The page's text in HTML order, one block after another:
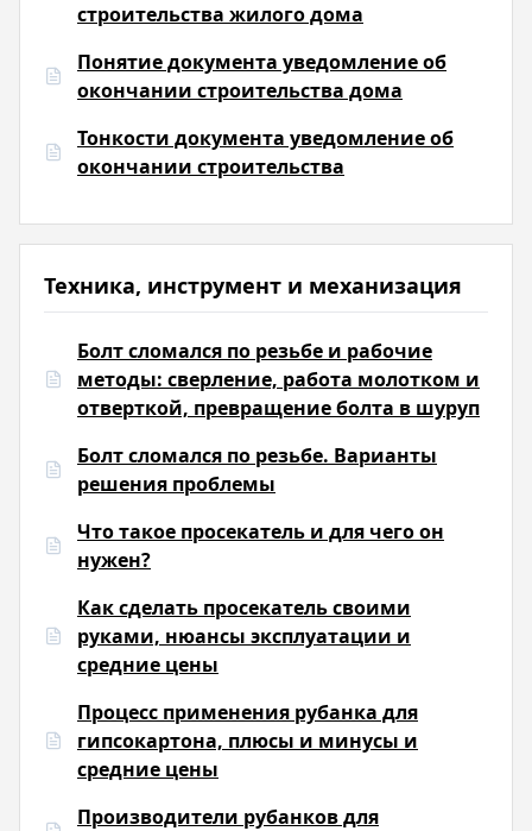
строительства жилого дома
Понятие документа уведомление об
окончании строительства дома
Тонкости документа уведомление об
окончании строительства
Техника, инструмент и механизация
Болт сломался по резьбе и рабочие
методы: сверление, работа молотком и
отверткой, превращение болта в шуруп
Болт сломался по резьбе. Варианты
решения проблемы
Что такое просекатель и для чего он
нужен?
Как сделать просекатель своими
руками, нюансы эксплуатации и
средние цены
Процесс применения рубанка для
гипсокартона, плюсы и минусы и
средние цены
Производители рубанков для